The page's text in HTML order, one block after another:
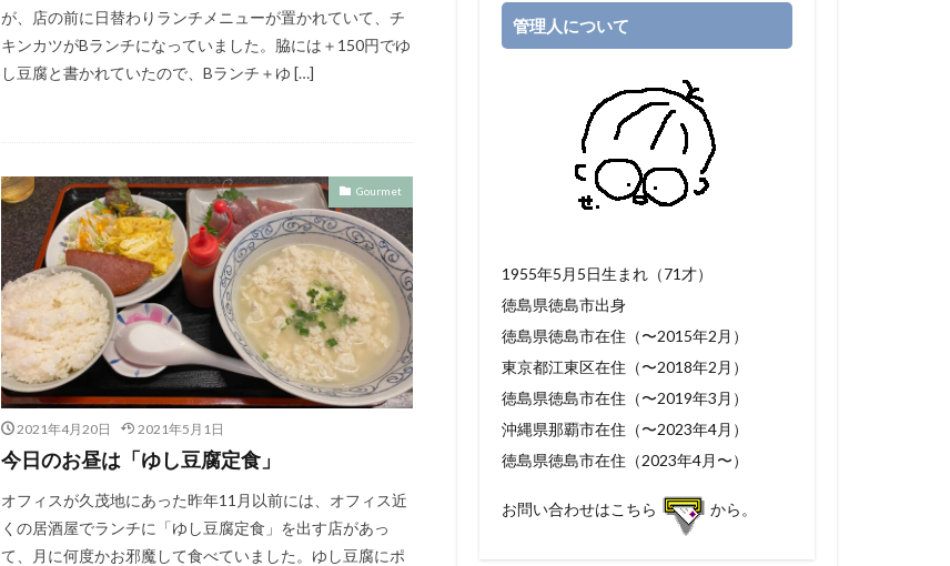
が、店の前に日替わりランチメニューが置かれていて、チ
キンカツがBランチになっていました。脇には＋150円でゆ
し豆腐と書かれていたので、Bランチ＋ゆ […]
Gourmet
2021年4月20日 2021年5月1日
今日のお昼は「ゆし豆腐定食」
オフィスが久茂地にあった昨年11月以前には、オフィス近
くの居酒屋でランチに「ゆし豆腐定食」を出す店があっ
て、月に何度かお邪魔して食べていました。ゆし豆腐にポ
管理人について
1955年5月5日生まれ（71才）
徳島県徳島市出身
徳島県徳島市在住（〜2015年2月）
東京都江東区在住（〜2018年2月）
徳島県徳島市在住（〜2019年3月）
沖縄県那覇市在住（〜2023年4月）
徳島県徳島市在住（2023年4月〜）
お問い合わせはこちら から。